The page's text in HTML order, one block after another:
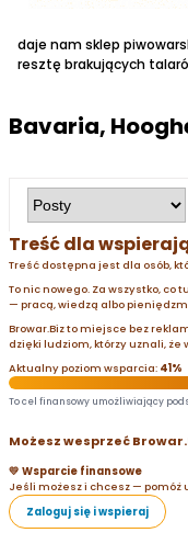
daje nam sklep
resztę brakujących
Bavaria,
Treść dla
Treść dostępna jest dla osób,
To nic nowego. Za wszystko, co
— pracą, wiedzą albo
Browar.Biz to miejsce bez
dzięki ludziom, którzy uznali, że
Aktualny poziom wsparcia: 41%
To cel finansowy umożliwiający
Możesz wesprzeć
💛 Wsparcie finansowe
Jeśli możesz i chcesz — pomóż
Zaloguj się i wspieraj